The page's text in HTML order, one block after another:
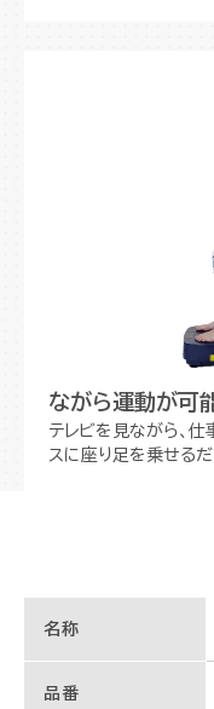
ながら運動が可
テレビを見ながら、仕
スに座り足を乗せるだ
名称
品番